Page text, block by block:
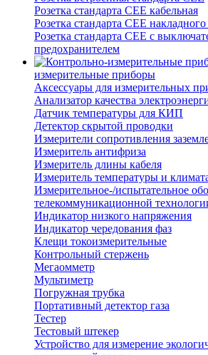
Розетка стандарта СЕЕ кабельная
Розетка стандарта СЕЕ
Розетка стандарта СЕЕ с
предохранителем
измерительные приборы
Аксессуары для измерительных
Анализатор качества
Датчик температуры для КИП
Детектор скрытой проводки
Измерители сопротивления
Измеритель антифриза
Измеритель длины кабеля
Измеритель температуры и
Измерительное-/испытательное
телекоммуникационной
Индикатор низкого напряжения
Индикатор чередования фаз
Клещи токоизмерительные
Контрольный стержень
Мегаомметр
Мультиметр
Погружная трубка
Портативный детектор газа
Тестер
Тестовый штекер
Устройство для измерение